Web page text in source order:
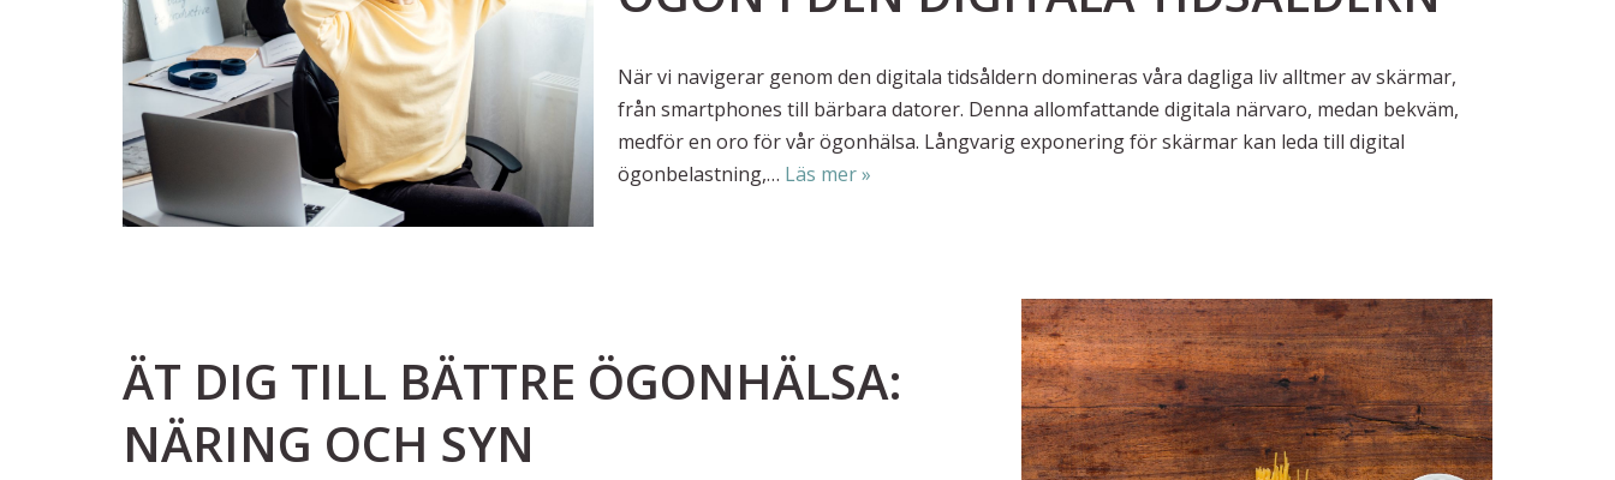
När vi navigerar genom den digitala tidsåldern domineras våra dagliga liv alltmer av skärmar,
från smartphones till bärbara datorer. Denna allomfattande digitala närvaro, medan bekväm,
medför en oro för vår ögonhälsa. Långvarig exponering för skärmar kan leda till digital
ögonbelastning,… Läs mer »
ÄT DIG TILL BÄTTRE ÖGONHÄLSA:
NÄRING OCH SYN